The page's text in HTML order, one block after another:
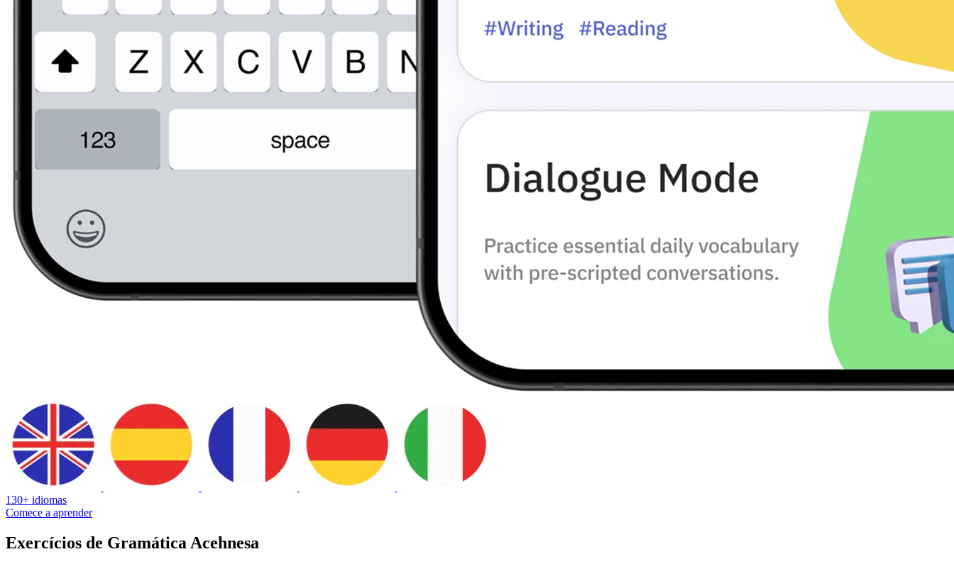
130+ idiomas
Comece a aprender
Exercícios de Gramática Acehnesa